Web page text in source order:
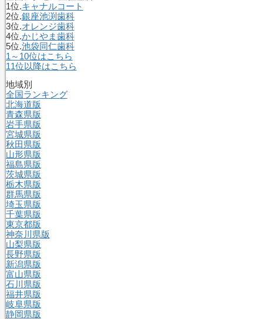
1位.キャナルコート
2位.銀座池渕歯科
3位.オレンジ歯科
4位.かじやま歯科
5位.池袋同仁歯科
1～10位はこちら
11位以降はこちら
地域別
全国ランキング
北海道版
青森県版
岩手県版
宮城県版
秋田県版
山形県版
福島県版
茨城県版
栃木県版
群馬県版
埼玉県版
千葉県版
東京都版
神奈川県版
山梨県版
長野県版
新潟県版
富山県版
石川県版
福井県版
岐阜県版
静岡県版